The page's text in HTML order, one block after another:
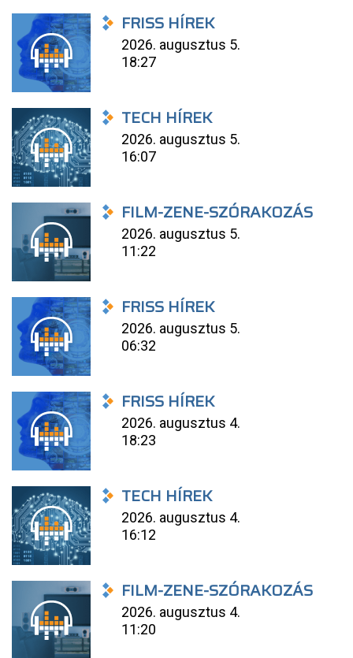
FRISS HÍREK
2026. augusztus 5.
18:27
TECH HÍREK
2026. augusztus 5.
16:07
FILM-ZENE-SZÓRAKOZÁS
2026. augusztus 5.
11:22
FRISS HÍREK
2026. augusztus 5.
06:32
FRISS HÍREK
2026. augusztus 4.
18:23
TECH HÍREK
2026. augusztus 4.
16:12
FILM-ZENE-SZÓRAKOZÁS
2026. augusztus 4.
11:20